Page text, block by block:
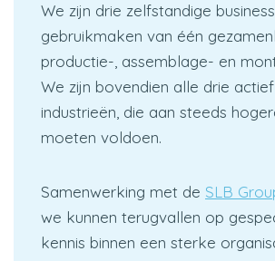
We zijn drie zelfstandige
gebruikmaken van één
productie-, assemblage- en
We zijn bovendien alle drie
industrieën, die aan steeds
moeten voldoen.
Samenwerking met de SLB
we kunnen terugvallen op
kennis binnen een sterke